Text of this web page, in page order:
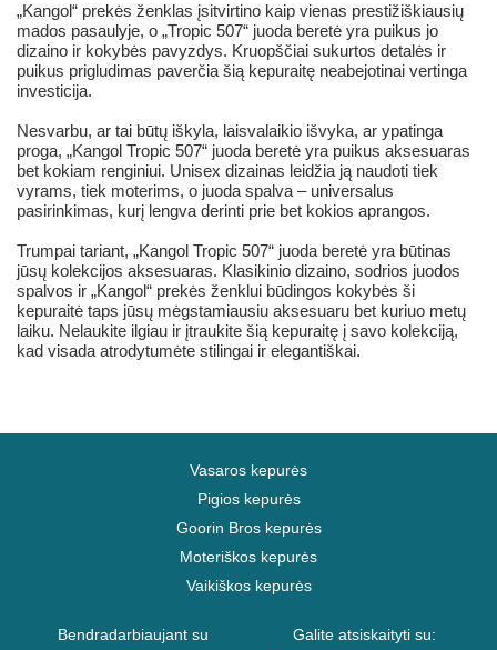
„Kangol“ prekės ženklas įsitvirtino kaip vienas prestižiškiausių
mados pasaulyje, o „Tropic 507“ juoda beretė yra puikus jo
dizaino ir kokybės pavyzdys. Kruopščiai sukurtos detalės ir
puikus prigludimas paverčia šią kepuraitę neabejotinai vertinga
investicija.
Nesvarbu, ar tai būtų iškyla, laisvalaikio išvyka, ar ypatinga
proga, „Kangol Tropic 507“ juoda beretė yra puikus aksesuaras
bet kokiam renginiui. Unisex dizainas leidžia ją naudoti tiek
vyrams, tiek moterims, o juoda spalva – universalus
pasirinkimas, kurį lengva derinti prie bet kokios aprangos.
Trumpai tariant, „Kangol Tropic 507“ juoda beretė yra būtinas
jūsų kolekcijos aksesuaras. Klasikinio dizaino, sodrios juodos
spalvos ir „Kangol“ prekės ženklui būdingos kokybės ši
kepuraitė taps jūsų mėgstamiausiu aksesuaru bet kuriuo metų
laiku. Nelaukite ilgiau ir įtraukite šią kepuraitę į savo kolekciją,
kad visada atrodytumėte stilingai ir elegantiškai.
Vasaros kepurės
Pigios kepurės
Goorin Bros kepurės
Moteriškos kepurės
Vaikiškos kepurės
Bendradarbiaujant su
Galite atsiskaityti su: